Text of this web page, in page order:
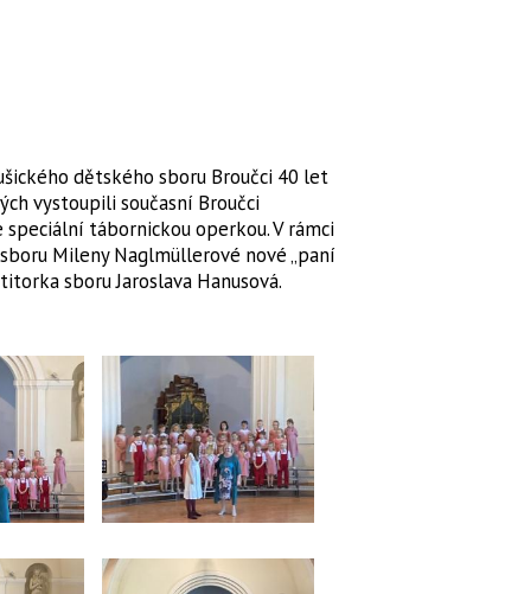
dětského sboru Broučci 40 let
vystoupili současní Broučci
tábornickou operkou. V rámci
Mileny Naglmüllerové nové „paní
sboru Jaroslava Hanusová.